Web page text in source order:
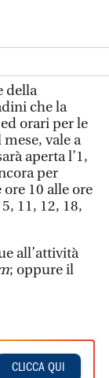
della
che la
orari per le
vale a
aperta l’1,
per
10 alle ore
11, 12, 18,
all’attività
; oppure il
CLICCA QUI